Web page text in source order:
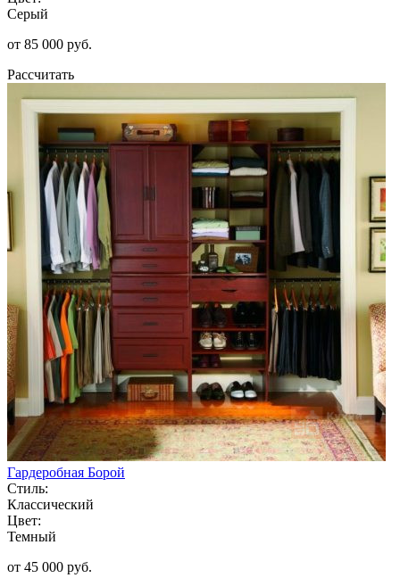
Серый
от 85 000 руб.
Рассчитать
Гардеробная Борой
Стиль:
Классический
Цвет:
Темный
от 45 000 руб.